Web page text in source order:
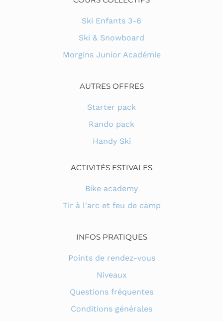
Ski Enfants 3-6
Ski & Snowboard
Morgins Junior Académie
AUTRES OFFRES
Starter pack
Rando pack
Handy Ski
ACTIVITÉS ESTIVALES
Bike academy
Tir à l'arc et feu de camp
INFOS PRATIQUES
Points de rendez-vous
Niveaux
Questions fréquentes
Conditions générales